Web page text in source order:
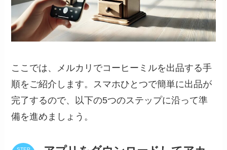
ここでは、メルカリでコーヒーミルを出品する手
順をご紹介します。スマホひとつで簡単に出品が
完了するので、以下の5つのステップに沿って準
備を進めましょう。